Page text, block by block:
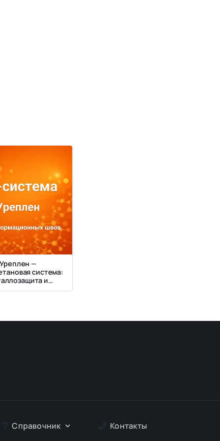
Уреплен —
система:
и
для
Справочник Контакты